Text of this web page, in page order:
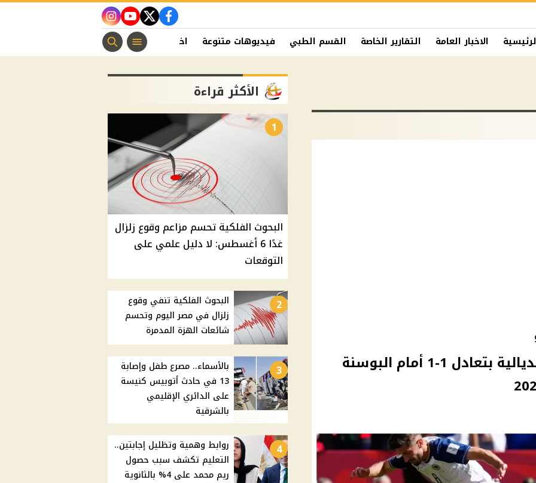
facebook
twitter
youtube
instagram
الاخبار العامة التقارير الخاصة القسم الطبي فيديوهات متنوعة اخبار الفن منوعات مسيحية
كندا تحصد أول نقطة مونديالية بتعادل 1-1 أمام البوسنة
الأكثر قراءة
1
البحوث الفلكية تحسم مزاعم وقوع زلزال
غدًا 6 أغسطس: لا دليل علمي على
التوقعات
2
البحوث الفلكية تنفي وقوع
زلزال في مصر اليوم وتحسم
شائعات الهزة المدمرة
3
بالأسماء.. مصرع طفل وإصابة
13 في حادث أتوبيس كنيسة
على الدائري الإقليمي
بالشرقية
4
روابط وهمية وتظليل إجابتين..
التعليم تكشف سبب حصول
ريم محمد على 4% بالثانوية